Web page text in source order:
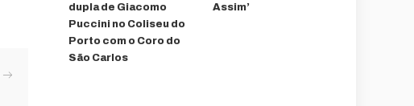
dupla de Giacomo
Puccini no Coliseu do
Porto com o Coro do
São Carlos
Assim’